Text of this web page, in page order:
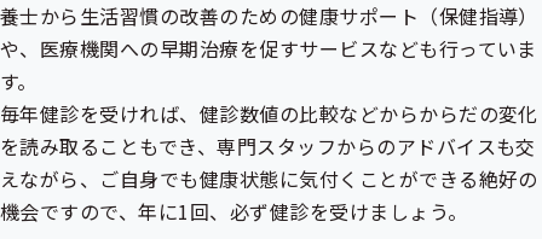
養士から生活習慣の改善のための健康サポート（保健指導）
や、医療機関への早期治療を促すサービスなども行っていま
す。
毎年健診を受ければ、健診数値の比較などからからだの変化
を読み取ることもでき、専門スタッフからのアドバイスも交
えながら、ご自身でも健康状態に気付くことができる絶好の
機会ですので、年に1回、必ず健診を受けましょう。